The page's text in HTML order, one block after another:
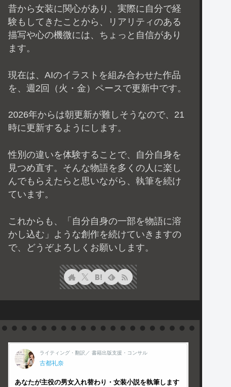
昔から女装に関心があり、実際に自分で経
験もしてきたことから、リアリティのある
描写や心の機微には、ちょっと自信があり
ます。
現在は、AIのイラストを組み合わせた作品
を、週2回（火・金）ペースで更新中です。
2026年からは朝更新が難しそうなので、21
時に更新するようにします。
性別の違いを体験することで、自分自身を
見つめ直す。そんな物語を多くの人に楽し
んでもらえたらと思いながら、執筆を続け
ています。
これからも、「自分自身の一部を物語に溶
かし込む」ような創作を続けていきますの
で、どうぞよろしくお願いします。